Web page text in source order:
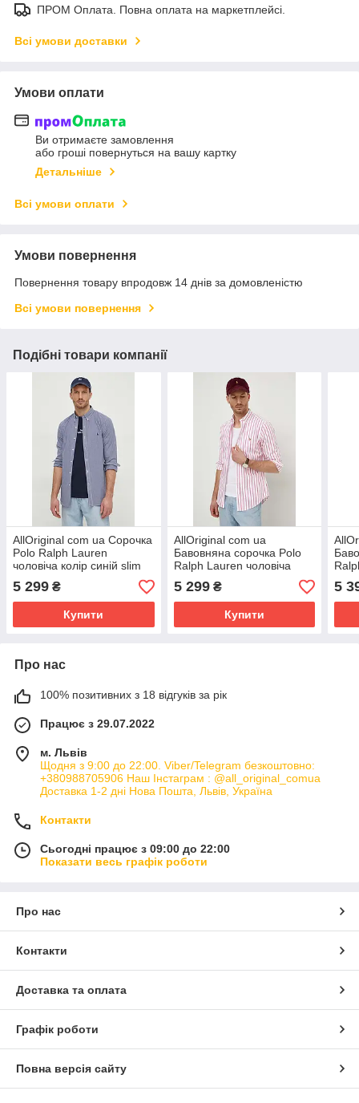
ПРОМ Оплата. Повна оплата на маркетплейсі.
Всі умови доставки
Умови оплати
Ви отримаєте замовлення
або гроші повернуться на вашу картку
Детальніше
Всі умови оплати
Умови повернення
Повернення товару впродовж 14 днів за домовленістю
Всі умови повернення
Подібні товари компанії
AllOriginal com ua Сорочка
Polo Ralph Lauren
чоловіча колір синій slim
комір button-down
РОЗМІРИ ЗАПИТУЙТЕ
5 299 ₴
Купити
AllOriginal com ua
Бавовняна сорочка Polo
Ralph Lauren чоловіча
колір рожевий slim комір
button-down РОЗМІРИ
5 299₴
Купити
5
Про нас
100% позитивних з 18 відгуків за рік
Працює з 29.07.2022
м. Львів
Щодня з 9:00 до 22:00. Viber/Telegram безкоштовно:
+380988705906 Наш Інстаграм : @all_original_comua
Доставка 1-2 дні Нова Пошта, Львів, Україна
Контакти
Сьогодні працює з 09:00 до 22:00
Показати весь графік роботи
Про нас
Контакти
Доставка та оплата
Графік роботи
Повна версія сайту